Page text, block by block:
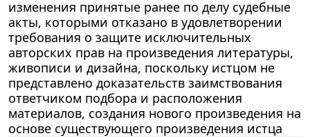
изменения принятые ранее по делу судебные
акты, которыми отказано в удовлетворении
требования о защите исключительных
авторских прав на произведения литературы,
живописи и дизайна, поскольку истцом не
представлено доказательств заимствования
ответчиком подбора и расположения
материалов, создания нового произведения на
основе существующего произведения истца